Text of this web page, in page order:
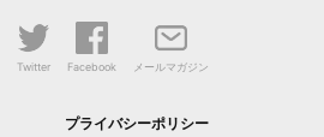
Twitter Facebook メールマガジン
プライバシーポリシー